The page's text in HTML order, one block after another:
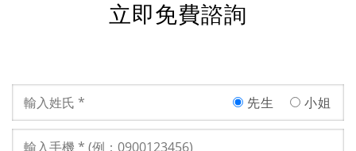
立即免費諮詢
先生 小姐